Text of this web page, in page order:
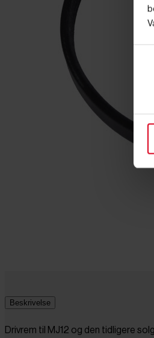
Beskrivelse
Drivrem til MJ12 og den tidligere